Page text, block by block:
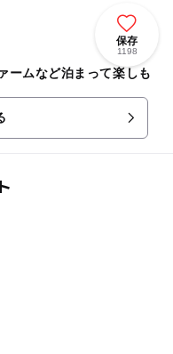
保存
1198
ームなど泊まって楽しも